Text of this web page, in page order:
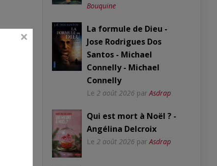
Bouquine
La formule de Dieu -
Jose Rodrigues Dos
Santos - Michael
Connelly - Michael
Connelly
Le 2 août 2026 par Asdrap
Qui est mort à Noël ? -
Angélina Delcroix
Le 2 août 2026 par Asdrap